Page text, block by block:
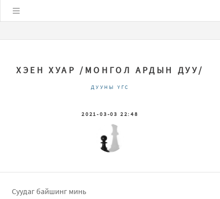
ХЭЕН ХУАР /МОНГОЛ АРДЫН ДУУ/
ДУУНЫ ҮГС
2021-03-03 22:48
Суудаг байшинг минь